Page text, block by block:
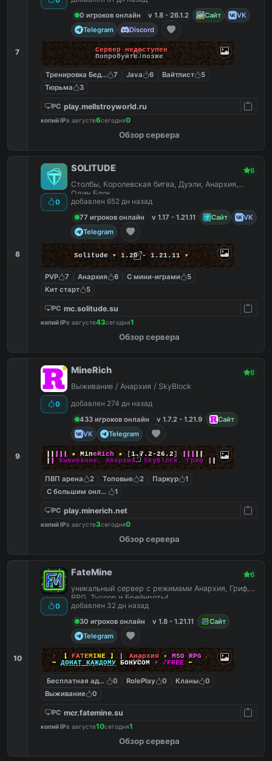
7
0 игроков онлайн
v 1.8 - 26.1.2 Сайт
VK
Telegram
Discord
Сервер недоступен
Попробуйте позже
Тренировка Бед Варс
7 Java 6 Вайтлист
5
Тюрьма
3
PC play.mellstroyworld.ru
копий IPв августе6сегодня0
Обзор сервера
8
0
SOLITUDE 6
Столбы, Королевская битва, Дуэли, Анархия,
Один Блок
добавлен 652 дн назад
77 игроков онлайн
v 1.17 - 1.21.11 Сайт
VK
Telegram
Solitude ▾ 1.20 - 1.21.11 ▾
PVP 7 Анархия 6 С мини-играми
5
Кит старт
5
PC mc.solitude.su
копий IPв августе43сегодня1
Обзор сервера
9
0
MineRich 6
Выживание / Анархия / SkyBlock
добавлен 274 дн назад
433 игроков онлайн
v 1.7.2 - 1.21.9
Сайт
VK
Telegram
★ MineRic h ★ [1.7.2-26.2] |
| Выживание, Анархия, SkyBlock, Гриф | |
ПВП арена 2 Топовые 2 Паркур
1
С большим онлайном
1
PC play.minerich.net
копий IPв августе3сегодня0
Обзор сервера
10
0
FateMine 6
уникальный сервер с режимами Анархия, Гриф,
RPG, Tycoon и Брейнроты!
добавлен 32 дн назад
30 игроков онлайн
v 1.8 - 1.21.11
Сайт
Telegram
⚡ 【 FATEMINE 】 Анархия • MSO RPG ☄
➡ ДОНАТ КАЖДОМУ БОНУСОМ ⚡ /FREE ⬅
Бесплатная админка
0 RolePlay 0 Кланы
0
Выживание
0
PC mcr.fatemine.su
копий IPв августе10сегодня1
Обзор сервера